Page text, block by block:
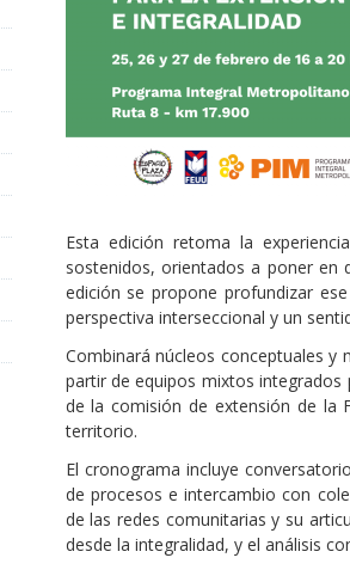
Esta edición retoma la
sostenidos, orientados a poner en
edición se propone profundizar
perspectiva interseccional y un
Combinará núcleos conceptuales
partir de equipos mixtos integrados
de la comisión de extensión de la
territorio.
El cronograma incluye
de procesos e intercambio con
de las redes comunitarias y su
desde la integralidad, y el análisis